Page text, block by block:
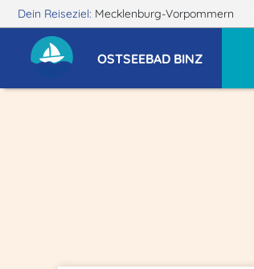
Dein Reiseziel: Mecklenburg-Vorpommern
OSTSEEBAD BINZ